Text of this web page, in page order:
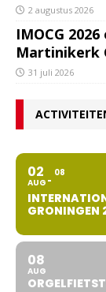
2 augustus 2026
IMOCG
Martinikerk
31 juli 2026
02
AUG
08
GRONINGEN
08
AUG